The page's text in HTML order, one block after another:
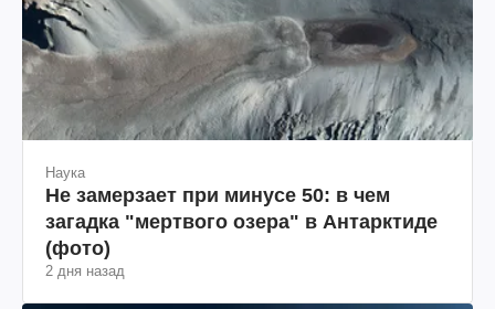
Наука
Не замерзает при минусе 50: в чем
загадка "мертвого озера" в Антарктиде
(фото)
2 дня назад